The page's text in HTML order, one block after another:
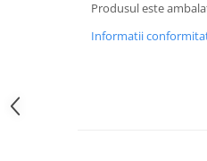
Produsul este
Informatii